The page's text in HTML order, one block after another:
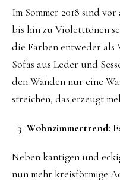
Im Sommer 2018 sind
bis hin zu Violetttönen
die Farben entweder als
Sofas aus Leder und
den Wänden nur eine
streichen, das erzeugt
Wohnzimmertrend:
Neben kantigen und
nun mehr kreisförmige